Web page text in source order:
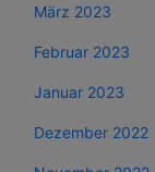
März 2023
Februar 2023
Januar 2023
Dezember 2022